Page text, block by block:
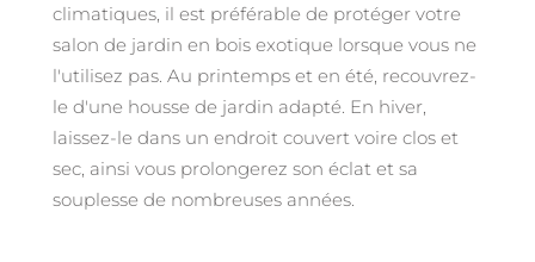
climatiques, il est préférable de protéger votre
salon de jardin en bois exotique lorsque vous ne
l'utilisez pas. Au printemps et en été, recouvrez-
le d'une housse de jardin adapté. En hiver,
laissez-le dans un endroit couvert voire clos et
sec, ainsi vous prolongerez son éclat et sa
souplesse de nombreuses années.